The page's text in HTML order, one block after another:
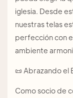
iglesia. Desde
nuestras telas
perfección con
ambiente
📜 Abrazando el
Como socio de